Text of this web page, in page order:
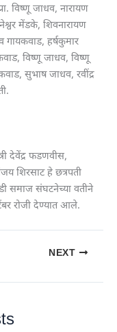
विष्णू जाधव, नारायण
मेंडके, शिवनारायण
गायकवाड, हर्षकुमार
विष्णू जाधव, विष्णू
सुभाष जाधव, रवींद्र
देवेंद्र फडणवीस,
शिरसाट हे छत्रपती
समाज संघटनेच्या वतीने
रोजी देण्यात आले.
NEXT